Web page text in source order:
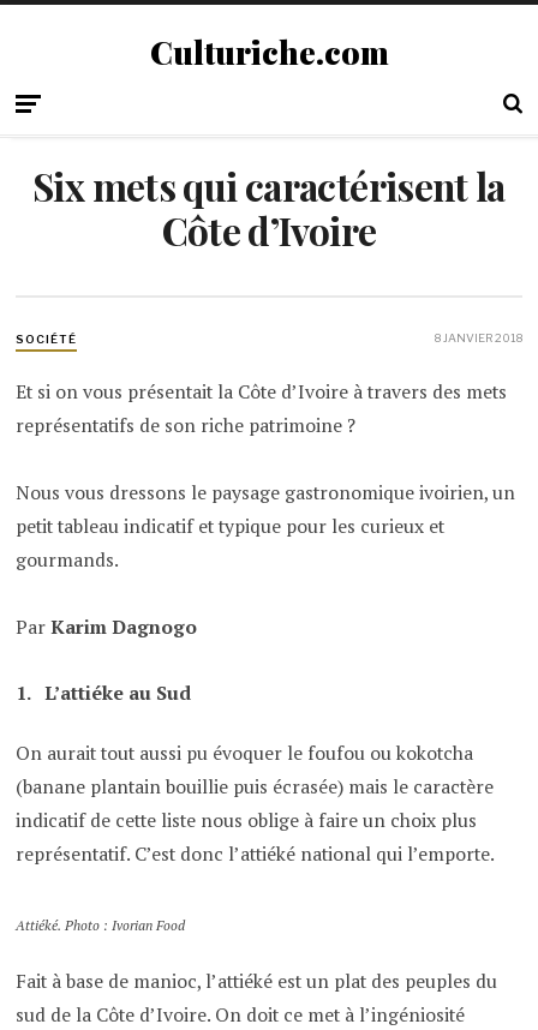
Culturiche.com
Six mets qui caractérisent la
Côte d’Ivoire
SOCIÉTÉ 8 JANVIER 2018
Et si on vous présentait la Côte d’Ivoire à travers des mets
représentatifs de son riche patrimoine ?
Nous vous dressons le paysage gastronomique ivoirien, un
petit tableau indicatif et typique pour les curieux et
gourmands.
ParKarim Dagnogo
L’attiéke au Sud
On aurait tout aussi pu évoquer le foufou ou kokotcha
(banane plantain bouillie puis écrasée) mais le caractère
indicatif de cette liste nous oblige à faire un choix plus
représentatif. C’est donc l’attiéké national qui l’emporte.
Attiéké. Photo : Ivorian Food
Fait à base de manioc, l’attiéké est un plat des peuples du
sud de la Côte d’Ivoire. On doit ce met à l’ingéniosité